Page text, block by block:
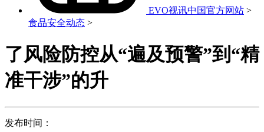
EVO视讯中国官方网站 >
食品安全动态 >
了风险防控从“遍及预警”到“精
准干涉”的升
发布时间：